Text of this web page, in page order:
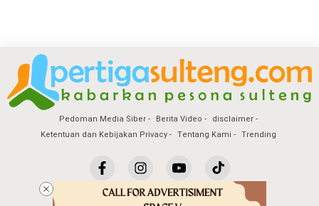
Pedoman Media Siber Berita Video
disclaimer
Ketentuan dan Kebijakan Privacy
Tentang Kami Trending
Copyright @2026 Pertiga Sulteng